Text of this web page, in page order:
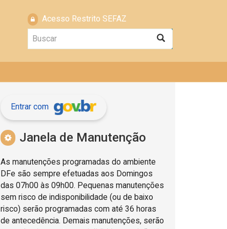
Acesso Restrito SEFAZ
Buscar
Buscar
Entrar com
Janela de Manutenção
As manutenções programadas do ambiente
DFe são sempre efetuadas aos Domingos
das 07h00 às 09h00. Pequenas manutenções
sem risco de indisponibilidade (ou de baixo
risco) serão programadas com até 36 horas
de antecedência. Demais manutenções, serão